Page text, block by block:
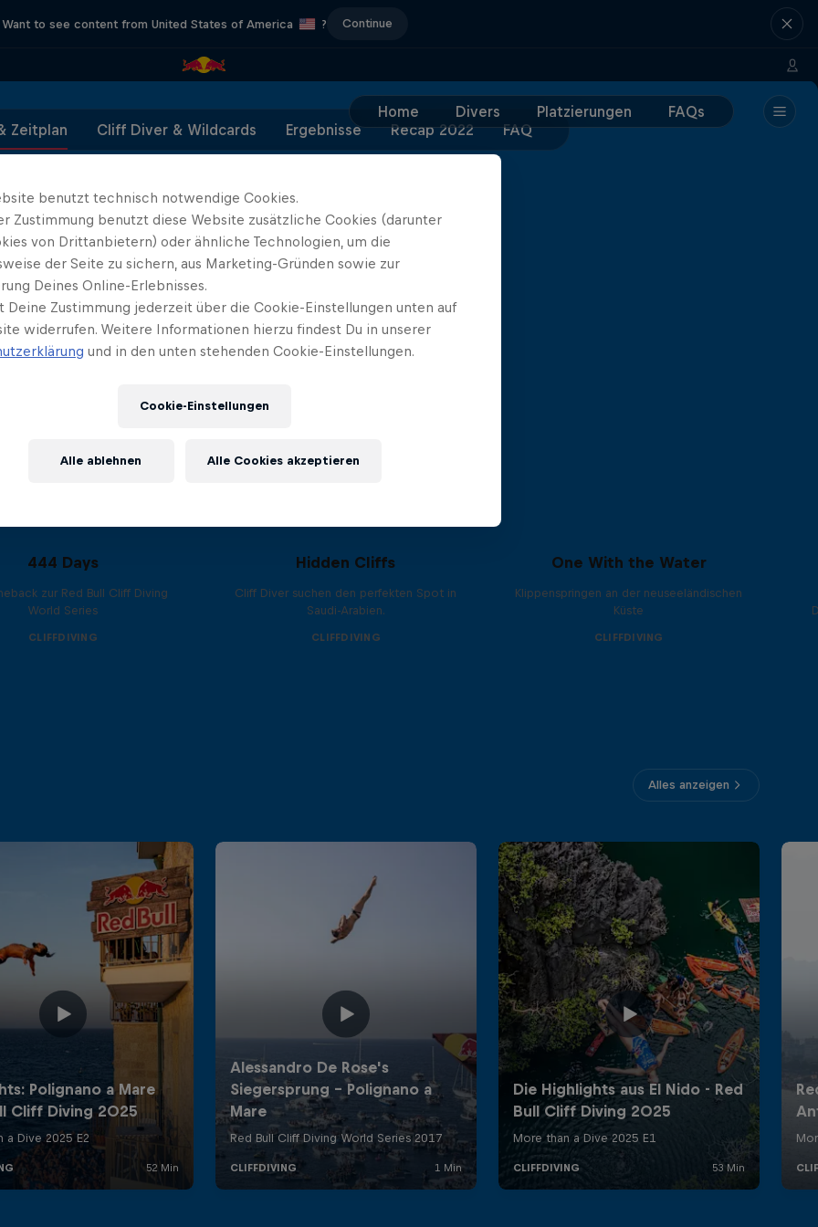
Want to see content from United States of America ? Continue
Home Divers Platzierungen
FAQs
Zeitplan Cliff Diver & Wildcards Ergebnisse Recap 2022 FAQ
Partner
444 Days
zur Red Bull Cliff Diving
World Series
CLIFFDIVING
Hidden Cliffs
Cliff Diver suchen den perfekten Spot in
Saudi-Arabien.
CLIFFDIVING
One With the Water
Klippenspringen an der neuseeländischen
Küste
CLIFFDIVING
Alles anzeigen
benutzt technisch notwendige Cookies.
Zustimmung benutzt diese Website zusätzliche Cookies (darunter
von Drittanbietern) oder ähnliche Technologien, um die
der Seite zu sichern, aus Marketing-Gründen sowie zur
Deines Online-Erlebnisses.
Deine Zustimmung jederzeit über die Cookie-Einstellungen unten auf
widerrufen. Weitere Informationen hierzu findest Du in unserer
und in den unten stehenden Cookie-Einstellungen.
Cookie-Einstellungen
Alle ablehnen Alle Cookies akzeptieren